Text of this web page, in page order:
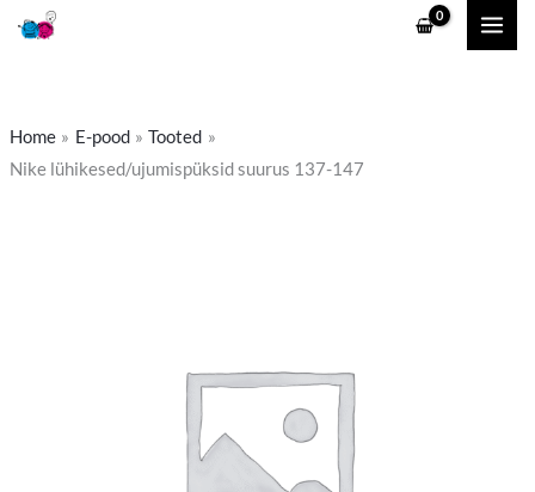
Skip
Home E-pood
Tooted
Nike lühikesed/ujumispüksid suurus 137-147